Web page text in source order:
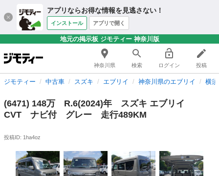
アプリならお得な情報を見逃さない！
インストール アプリで開く
地元の掲示板 ジモティー 神奈川版
神奈川県 検索 ログイン 投稿
ジモティー 中古車 スズキ エブリイ 神奈川県のエブリイ 横
(6471) 148万 R.6(2024)年 スズキ エブリイ
CVT ナビ付 グレー 走行489KM
投稿ID: 1ha4oz